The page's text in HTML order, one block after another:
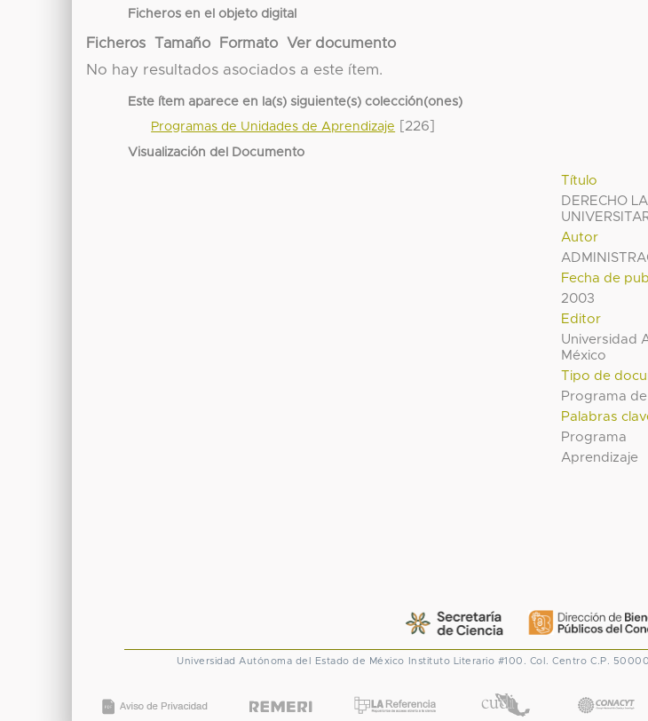
Ficheros en el objeto digital
Ficheros Tamaño Formato
Ver documento
No hay resultados asociados a este ítem.
Este ítem aparece en la(s) siguiente(s) colección(ones)
Programas de Unidades de Aprendizaje [226]
Visualización del Documento
Título
DERECHO
Autor
Fecha de
2003
Editor
Universidad
México
Tipo de
Programa
Palabras
Programa
Aprendizaje
Universidad Autónoma del Estado de México Instituto Literario #100. Col. Centro C.P.